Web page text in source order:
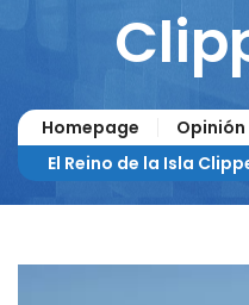
Columnistas
Homepage
Opinión
El Reino de la Isla